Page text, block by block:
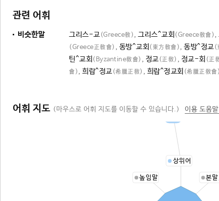
관련 어휘
비슷한말 그리스-교 (Greece敎) , 그리스^교회 (Greece敎會) ,
(Greece正敎會) , 동방^교회 (東方敎會) , 동방^정교 (
틴^교회 (Byzantine敎會) , 정교 (正敎) , 정교-회 (正
會) , 희랍^정교 (希臘正敎) , 희랍^정교회 (希臘正敎
어휘 지도 (마우스로 어휘 지도를 이동할 수 있습니다.) 이용 도움
상위어
본
높임말